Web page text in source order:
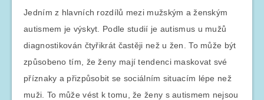
Jedním z hlavních rozdílů mezi mužským a ženským
autismem je výskyt. Podle studií je autismus u mužů
diagnostikován čtyřikrát častěji než u žen. To může být
způsobeno tím, že ženy mají tendenci maskovat své
příznaky a přizpůsobit se sociálním situacím lépe než
muži. To může vést k tomu, že ženy s autismem nejsou